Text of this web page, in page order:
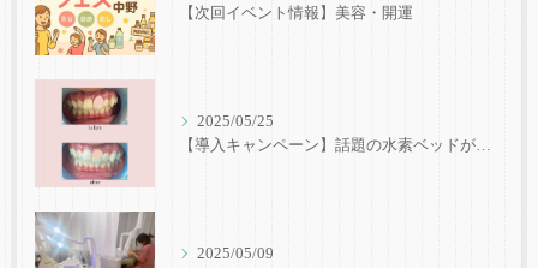
【次回イベント情報】美容・開運
2025/05/25
【導入キャンペーン】話題の水素ベッドが初回20分500円！ホワイトニングと同時施術でさらにキレイに✨
2025/05/09